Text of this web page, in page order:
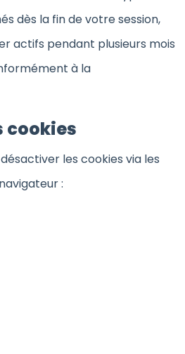
dès la fin de votre session,
actifs pendant plusieurs mois
à la
cookies
les cookies via les
: